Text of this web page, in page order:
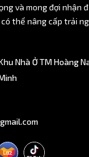
và mong đợi nhận
thể nâng cấp trải
Nhà Ở TM Hoàng